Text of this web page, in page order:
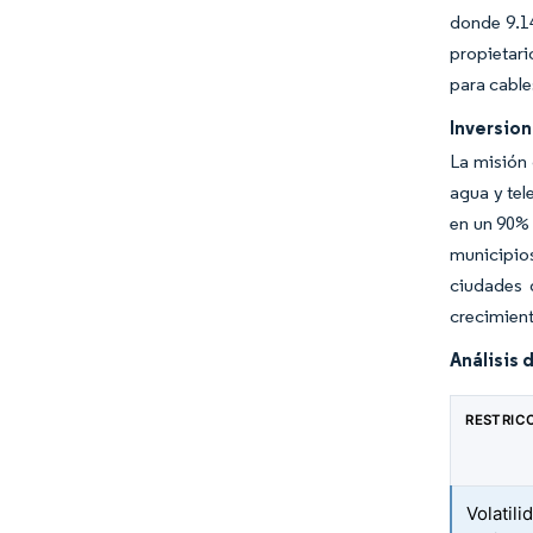
donde
para
La misión
agua y
en un
ciudades
Análisis